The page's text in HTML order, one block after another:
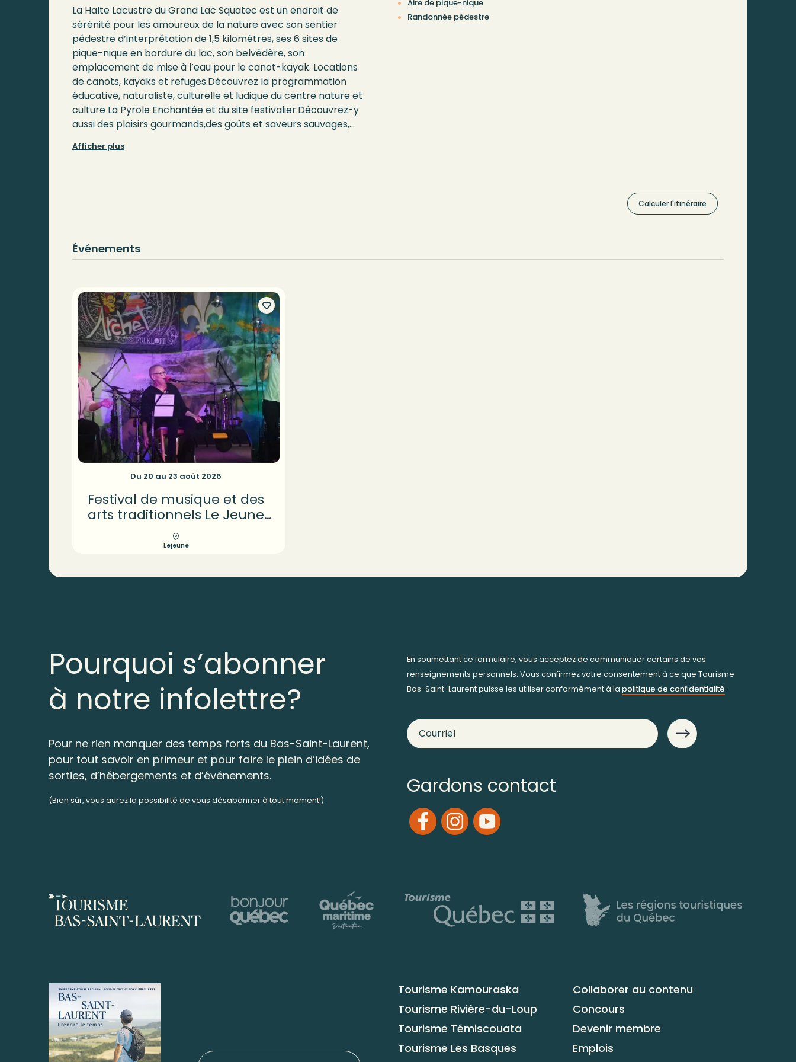
La Halte Lacustre du Grand Lac Squatec est un endroit de
sérénité pour les amoureux de la nature avec son sentier
pédestre d’interprétation de 1,5 kilomètres, ses 6 sites de
pique-nique en bordure du lac, son belvédère, son
emplacement de mise à l’eau pour le canot-kayak. Locations
de canots, kayaks et refuges.Découvrez la programmation
éducative, naturaliste, culturelle et ludique du centre nature et
culture La Pyrole Enchantée et du site festivalier.Découvrez-y
aussi des plaisirs gourmands,des goûts et saveurs sauvages,
Service de boîte à lunch.La Halte Lacustre est accessible de
Afficher plus
Aire de pique-nique
Randonnée pédestre
Calculer l'itinéraire
Événements
Du 20 au 23 août 2026
Festival de musique et des
arts traditionnels Le Jeune
Archet
Lejeune
Pourquoi s’abonner
à notre infolettre?
Pour ne rien manquer des temps forts du Bas-Saint-Laurent,
pour tout savoir en primeur et pour faire le plein d’idées de
sorties, d’hébergements et d’événements.
(Bien sûr, vous aurez la possibilité de vous désabonner à tout moment!)
En soumettant ce formulaire, vous acceptez de communiquer certains de vos
renseignements personnels. Vous confirmez votre consentement à ce que Tourisme
Bas-Saint-Laurent puisse les utiliser conformément à la politique de confidentialité.
Gardons contact
Tourisme Kamouraska
Tourisme Rivière-du-Loup
Tourisme Témiscouata
Tourisme Les Basques
Collaborer au contenu
Concours
Devenir membre
Emplois